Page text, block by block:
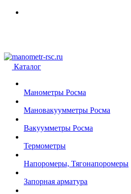
Каталог
Манометры Росма
Мановакуумметры Росма
Вакуумметры Росма
Термометры
Напоромеры, Тягонапоромеры
Запорная арматура